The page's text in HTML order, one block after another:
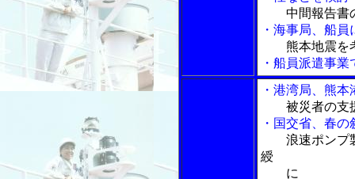
中間報告書
・海事局、船
熊本地震を
・船員派遣事
・港湾局、熊
被災者の支
・国交省、春
浪速ポンプ
綬
に